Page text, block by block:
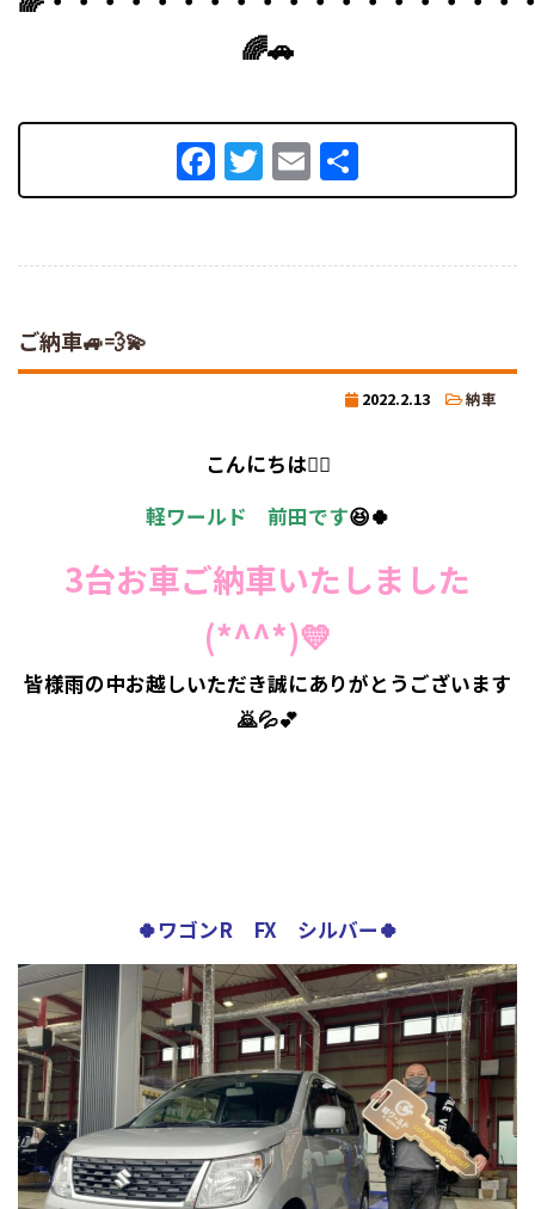
🌈🚗
Facebook
Twitter
Email
有
ご納車🚙💨💫
2022.2.13 納車
こんにちは💁‍♀️
軽ワールド 前田です😆🍀
3台お車ご納車いたしました
(*^^*)💛
皆様雨の中お越しいただき誠にありがとうございます
🙇💦💕
🍀ワゴンR FX シルバー🍀